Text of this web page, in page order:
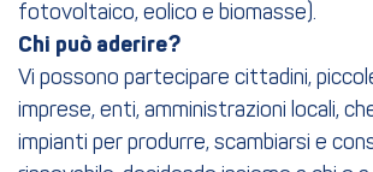
fotovoltaico, eolico e biomasse).
Chi può aderire?
Vi possono partecipare cittadini,
imprese, enti, amministrazioni locali,
impianti per produrre, scambiarsi e